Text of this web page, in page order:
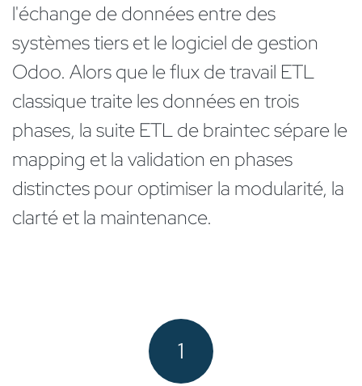
l'échange de données entre des
systèmes tiers et le logiciel de gestion
Odoo. Alors que le flux de travail ETL
classique traite les données en trois
phases, la suite ETL de braintec sépare le
mapping et la validation en phases
distinctes pour optimiser la modularité, la
clarté et la maintenance.
1